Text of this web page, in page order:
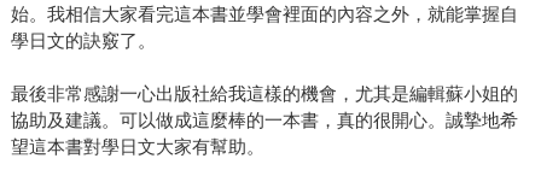
始。我相信大家看完這本書並學會裡面的內容之外，就能掌握自
學日文的訣竅了。
最後非常感謝一心出版社給我這樣的機會，尤其是編輯蘇小姐的
協助及建議。可以做成這麼棒的一本書，真的很開心。誠摯地希
望這本書對學日文大家有幫助。